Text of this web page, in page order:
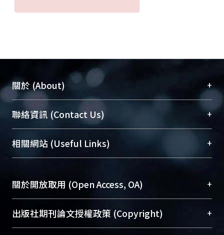
關於 (About) +
臺大位居世界頂尖大學之列，為永久珍藏及向國際
展現本校豐碩的研究成果及學術能量，圖書館整合
機構典藏（NTUR）與學術庫（AH）不同功能平
台，成為臺大學術典藏NTU scholars。期能整合研
究能量、促進交流合作、保存學術產出、推廣研究
成果。
To permanently archive and promote researcher
profiles and scholarly works, Library integrates the
services of “NTU Repository” with “Academic
聯絡資訊 (Contact Us) +
總館學科館員(Main Library)
醫學圖書館學科館員(Medical Library)
(Social
Sciences Library)
相關網站 (Useful Links) +
關於開放取用 (Open Access, OA) +
開放取用是從使用者角度提升資訊取用性的社會運
動，應用在學術研究上是透過將研究著作公開供使
出版社期刊論文授權政策 (Copyright) +